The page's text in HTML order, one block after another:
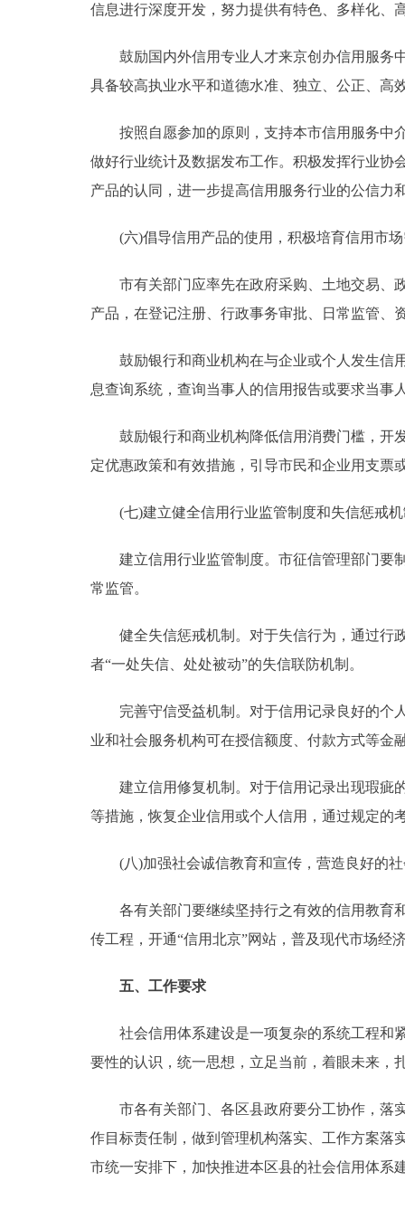
信息进行深度开发，努力提供有特色、多样化、
鼓励国内外信用专业人才来京创办信用服务中
具备较高执业水平和道德水准、独立、公正、高
按照自愿参加的原则，支持本市信用服务中介
做好行业统计及数据发布工作。积极发挥行业协
产品的认同，进一步提高信用服务行业的公信力
(六)倡导信用产品的使用，积极培育信用市场
市有关部门应率先在政府采购、土地交易、政
产品，在登记注册、行政事务审批、日常监管、
鼓励银行和商业机构在与企业或个人发生信用
息查询系统，查询当事人的信用报告或要求当事
鼓励银行和商业机构降低信用消费门槛，开发
定优惠政策和有效措施，引导市民和企业用支票
(七)建立健全信用行业监管制度和失信惩戒机
建立信用行业监管制度。市征信管理部门要制
常监管。
健全失信惩戒机制。对于失信行为，通过行政
者“一处失信、处处被动”的失信联防机制。
完善守信受益机制。对于信用记录良好的个人
业和社会服务机构可在授信额度、付款方式等金
建立信用修复机制。对于信用记录出现瑕疵的
等措施，恢复企业信用或个人信用，通过规定的
(八)加强社会诚信教育和宣传，营造良好的社
各有关部门要继续坚持行之有效的信用教育和
传工程，开通“信用北京”网站，普及现代市场经
五、工作要求
社会信用体系建设是一项复杂的系统工程和紧
要性的认识，统一思想，立足当前，着眼未来，
市各有关部门、各区县政府要分工协作，落实
作目标责任制，做到管理机构落实、工作方案落
市统一安排下，加快推进本区县的社会信用体系